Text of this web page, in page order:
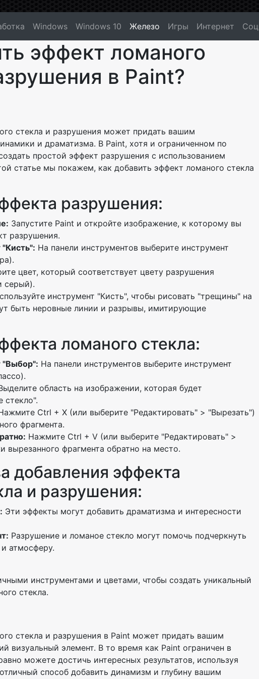
Windows Windows 10 Железо Игры Интернет
эффект ломаного
в Paint?
стекла и разрушения может придать вашим
и драматизма. В Paint, хотя и ограниченном по
простой эффект разрушения с использованием
статье мы покажем, как добавить эффект ломаного стекла
разрушения:
Запустите Paint и откройте изображение, к которому вы
разрушения.
На панели инструментов выберите инструмент
цвет, который соответствует цвету разрушения
серый).
инструмент "Кисть", чтобы рисовать "трещины" на
быть неровные линии и разрывы, имитирующие
ломаного стекла:
"Выбор": На панели инструментов выберите инструмент
область на изображении, которая будет
стекло".
Ctrl + X (или выберите "Редактировать" > "Вырезать")
фрагмента.
Нажмите Ctrl + V (или выберите "Редактировать" >
вырезанного фрагмента обратно на место.
добавления эффекта
и разрушения:
Эти эффекты могут добавить драматизма и интересности
Разрушение и ломаное стекло могут помочь подчеркнуть
атмосферу.
инструментами и цветами, чтобы создать уникальный
стекла.
стекла и разрушения в Paint может придать вашим
визуальный элемент. В то время как Paint ограничен в
можете достичь интересных результатов, используя
способ добавить динамизм и глубину вашим